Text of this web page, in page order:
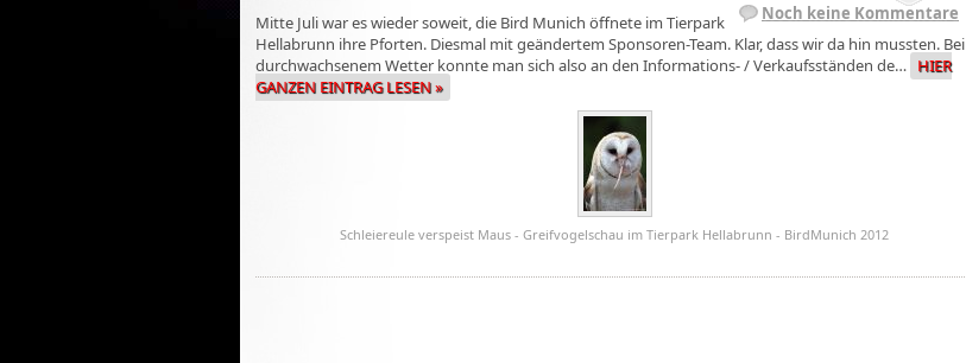
Noch keine Kommentare
Mitte Juli war es wieder soweit, die Bird Munich öffnete im Tierpark
Hellabrunn ihre Pforten. Diesmal mit geändertem Sponsoren-Team. Klar, dass wir da hin mussten. Bei
durchwachsenem Wetter konnte man sich also an den Informations- / Verkaufsständen de… HIER
GANZEN EINTRAG LESEN »
Schleiereule verspeist Maus - Greifvogelschau im Tierpark Hellabrunn - BirdMunich 2012